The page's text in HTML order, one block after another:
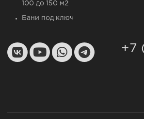
100 до 150 м2
Бани под ключ
+7